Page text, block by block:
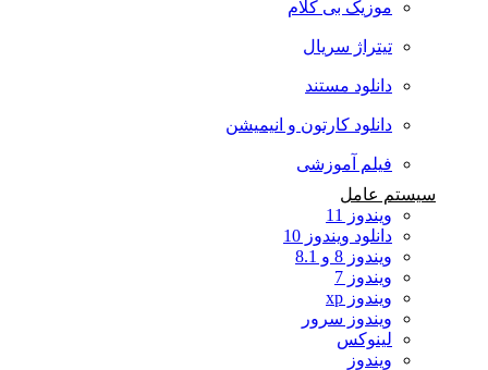
موزیک بی کلام
تیتراژ سریال
دانلود مستند
دانلود کارتون و انیمیشن
فیلم آموزشی
سیستم عامل
ویندوز 11
دانلود ویندوز 10
ویندوز 8 و 8.1
ویندوز 7
ویندوز xp
ویندوز سرور
لینوکس
ویندوز